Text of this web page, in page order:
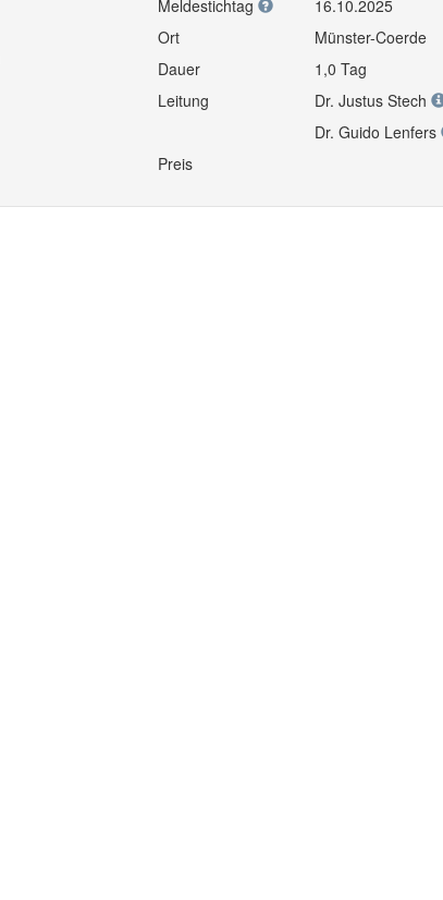
Meldestichtag
16.10.2025
Ort
Münster-Coerde
Dauer
1,0 Tag
Leitung
Dr. Justus Stech
Dr. Guido Lenfers
Preis